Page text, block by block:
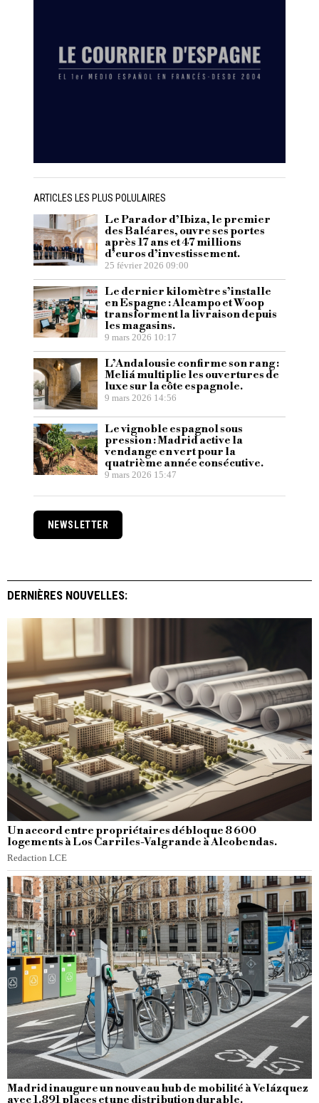
ARTICLES LES PLUS POLULAIRES
Le Parador d’Ibiza, le premier
des Baléares, ouvre ses portes
après 17 ans et 47 millions
d’euros d’investissement.
25 février 2026 09:00
Le dernier kilomètre s’installe
en Espagne : Alcampo et Woop
transforment la livraison depuis
les magasins.
9 mars 2026 10:17
L’Andalousie confirme son rang :
Meliá multiplie les ouvertures de
luxe sur la côte espagnole.
9 mars 2026 14:56
Le vignoble espagnol sous
pression : Madrid active la
vendange en vert pour la
quatrième année consécutive.
9 mars 2026 15:47
NEWSLETTER
DERNIÈRES NOUVELLES:
Un accord entre propriétaires débloque 8 600
logements à Los Carriles-Valgrande à Alcobendas.
Redaction LCE
Madrid inaugure un nouveau hub de mobilité à Velázquez
avec 1.891 places et une distribution durable.